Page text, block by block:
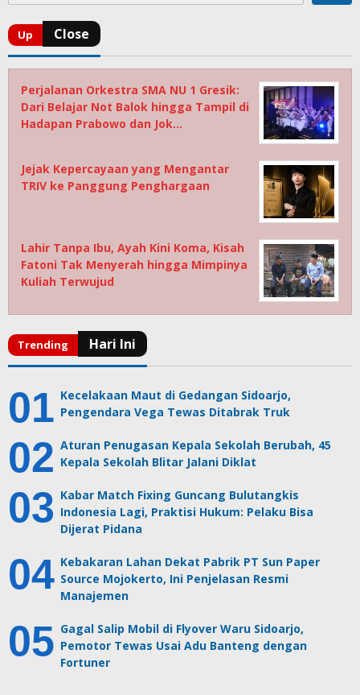
Perjalanan Orkestra SMA NU 1 Gresik:
Dari Belajar Not Balok hingga Tampil di
Hadapan Prabowo dan Jok…
Jejak Kepercayaan yang Mengantar
TRIV ke Panggung Penghargaan
Lahir Tanpa Ibu, Ayah Kini Koma, Kisah
Fatoni Tak Menyerah hingga Mimpinya
Kuliah Terwujud
Kecelakaan Maut di Gedangan Sidoarjo,
Pengendara Vega Tewas Ditabrak Truk
Aturan Penugasan Kepala Sekolah Berubah, 45
Kepala Sekolah Blitar Jalani Diklat
Kabar Match Fixing Guncang Bulutangkis
Indonesia Lagi, Praktisi Hukum: Pelaku Bisa
Dijerat Pidana
Kebakaran Lahan Dekat Pabrik PT Sun Paper
Source Mojokerto, Ini Penjelasan Resmi
Manajemen
Gagal Salip Mobil di Flyover Waru Sidoarjo,
Pemotor Tewas Usai Adu Banteng dengan
Fortuner